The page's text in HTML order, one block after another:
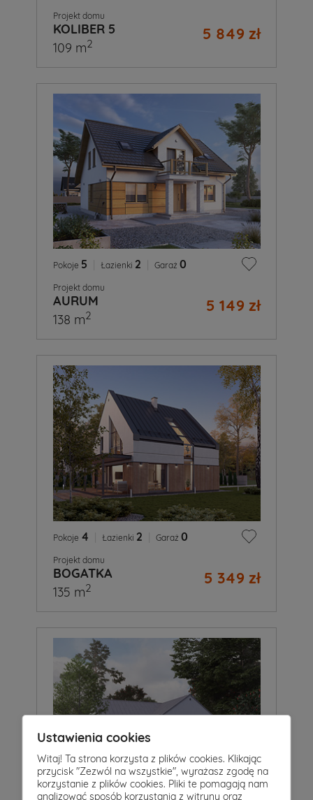
Projekt domu
KOLIBER 5 5 849 zł
109 m2
Pokoje 5 Łazienki 2 Garaż 0
Projekt domu
AURUM 5 149 zł
138 m2
Pokoje 4 Łazienki 2 Garaż 0
Projekt domu
BOGATKA 5 349 zł
135 m2
Ustawienia cookies
Witaj! Ta strona korzysta z plików cookies. Klikając
przycisk "Zezwól na wszystkie", wyrażasz zgodę na
korzystanie z plików cookies. Pliki te pomagają nam
analizować sposób korzystania z witryny oraz